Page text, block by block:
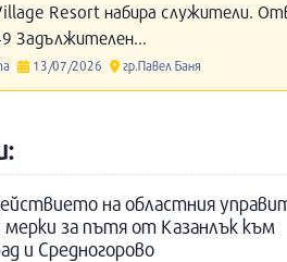
Resort набира служители.
Задължителен...
13/07/2026 гр.Павел Баня
на областния
за пътя от Казанлък към
и Средногорово